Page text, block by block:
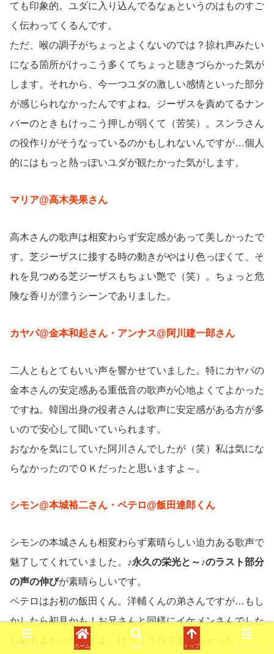
ても印象的。ユダに入り込んでるなぁというのはものすご
く伝わってくるんです。
ただ、喉の調子がちょっとよくないのでは？掠れ声みたい
になる箇所がけっこう多くてちょっと聴きづらかった気が
します。それから、今一つユダの激しい感情といった部分
が感じられなかったんですよね。ジーザスを責めてるナン
バーのときもけっこう押しが弱くて（苦笑）。スンラさん
の役作りがそうなっているのかもしれないんですが…個人
的にはもっと熱っぽいユダが観たかった気がします。
マリア@高木美果さん
高木さんの歌声は相変わらず安定感があって美しかったで
す。芝ジーザスに接する時の動きがやはり色っぽくて、そ
れを見つめる芝ジーザスもちょい艶で（笑）。ちょっと危
険な香りが漂うシーンでありました。
カヤパ@金本和起さん・アンナス@阿川建一郎さん
二人ともとてもいい声を響かせていました。特にカヤパの
金本さんの安定感ある重低音の歌声が心地よくてよかった
ですね。韓国出身の役者さんは歌声に安定感がある方が多
いので安心して聞いていられます。
おなかを気にしていた阿川さんでしたが（笑）私は気にな
らなかったのでＯＫだったと思いますよ～。
シモン@本城裕二さん・ペテロ@飯田達郎くん
シモンの本城さんも相変わらず素晴らしい迫力ある歌声で
魅了してくれていました。 ♪永久の栄光と～♪のラスト部分
の声の伸びが素晴らしいです。
ペテロはお初の飯田くん。洋輔くんの弟さんですが…もし
かしたら初見かも！お兄さんと同様にイケメンさんでした
し歌もよかったですよ。けっこう目で追っちゃった
メニュー ホーム 検索 トップ サイドバー